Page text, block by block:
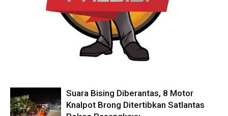
Suara Bising Diberantas, 8 Motor
Knalpot Brong Ditertibkan Satlantas